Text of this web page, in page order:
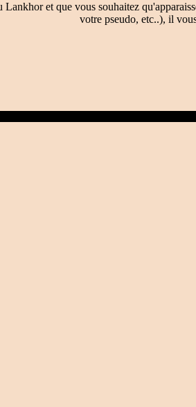
Lankhor et que vous souhaitez
votre pseudo, etc..), il